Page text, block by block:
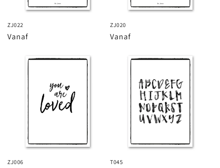
ZJ022
Normale
Vanaf
ZJ020
Normale
Vanaf
ZJ006 T045